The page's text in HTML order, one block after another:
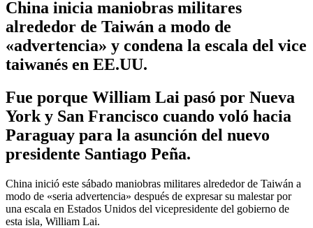
China inicia maniobras militares
alrededor de Taiwán a modo de
«advertencia» y condena la escala del vice
taiwanés en EE.UU.
Fue porque William Lai pasó por Nueva
York y San Francisco cuando voló hacia
Paraguay para la asunción del nuevo
presidente Santiago Peña.
China inició este sábado maniobras militares alrededor de Taiwán a
modo de «seria advertencia» después de expresar su malestar por
una escala en Estados Unidos del vicepresidente del gobierno de
esta isla, William Lai.